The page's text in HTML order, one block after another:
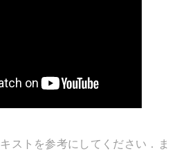
ストを参考にしてください．ま